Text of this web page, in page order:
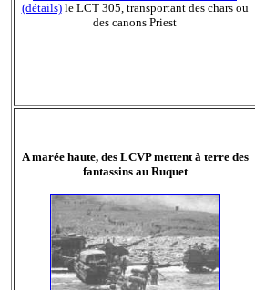
(détails)le LCT 305, transportant des chars ou
des canons Priest
A marée haute, des LCVP mettent à terre des
fantassins au Ruquet